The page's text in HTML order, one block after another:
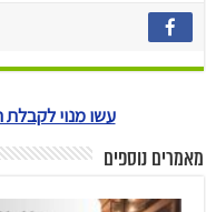
עשו מנוי
מאמרים נוספים